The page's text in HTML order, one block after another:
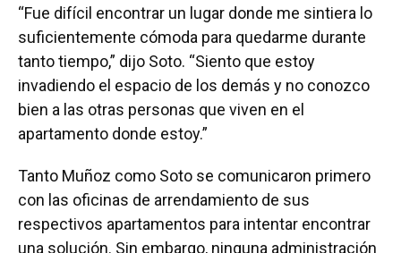
“Fue difícil encontrar un lugar donde me sintiera lo
suficientemente cómoda para quedarme durante
tanto tiempo,” dijo Soto. “Siento que estoy
invadiendo el espacio de los demás y no conozco
bien a las otras personas que viven en el
apartamento donde estoy.”
Tanto Muñoz como Soto se comunicaron primero
con las oficinas de arrendamiento de sus
respectivos apartamentos para intentar encontrar
una solución. Sin embargo, ninguna administración